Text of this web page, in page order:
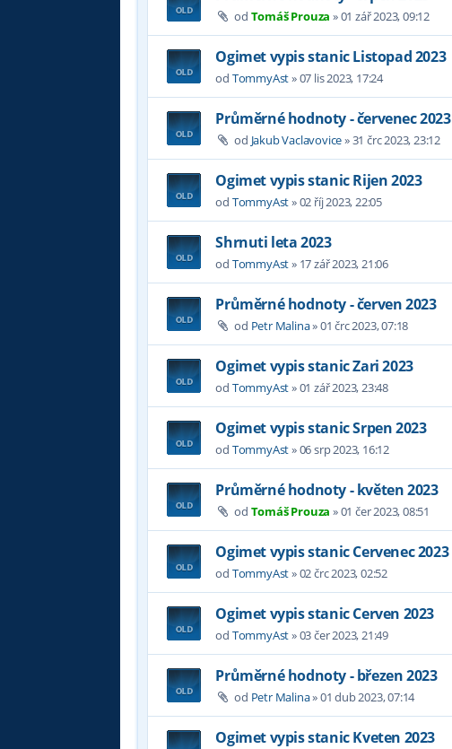
od Tomáš Prouza »01 zář 2023, 09:12
Ogimet vypis stanic Listopad 2023
od TommyAst»07 lis 2023, 17:24
Průměrné hodnoty - červenec 2023
od Jakub Vaclavovice»31 črc 2023, 23:12
Ogimet vypis stanic Rijen 2023
od TommyAst»02 říj 2023, 22:05
Shrnuti leta 2023
od TommyAst» 17 zář 2023, 21:06
Průměrné hodnoty - červen 2023
od Petr Malina»01 črc 2023, 07:18
Ogimet vypis stanic Zari 2023
od TommyAst»01 zář 2023, 23:48
Ogimet vypis stanic Srpen 2023
od TommyAst»06 srp 2023, 16:12
Průměrné hodnoty - květen 2023
od Tomáš Prouza »01 čer 2023, 08:51
Ogimet vypis stanic Cervenec 2023
od TommyAst»02 črc 2023, 02:52
Ogimet vypis stanic Cerven 2023
od TommyAst»03 čer 2023, 21:49
Průměrné hodnoty - březen 2023
od Petr Malina»01 dub 2023, 07:14
Ogimet vypis stanic Kveten 2023